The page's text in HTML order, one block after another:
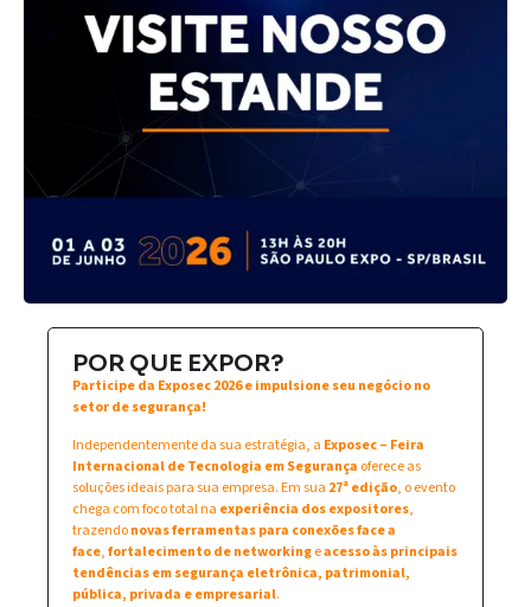
POR QUE EXPOR?
Participe da Exposec 2026 e impulsione seu negócio no
setor de segurança!
Independentemente da sua estratégia, a Exposec – Feira
Internacional de Tecnologia em Segurança oferece as
soluções ideais para sua empresa. Em sua 27ª edição, o evento
chega com foco total na experiência dos expositores,
trazendonovas ferramentas para conexões face a
face,fortalecimento de networkingeacesso às principais
tendências em segurança eletrônica, patrimonial,
pública, privada e empresarial.